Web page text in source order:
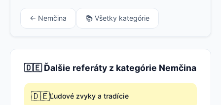
← Nemčina 📚 Všetky kategórie
🇩🇪 Ďalšie referáty z kategórie Nemčina
🇩🇪Ľudové zvyky a tradície